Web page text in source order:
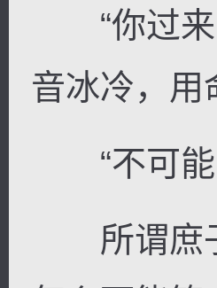
“你过来
音冰冷，用
“不可能
所谓庶子